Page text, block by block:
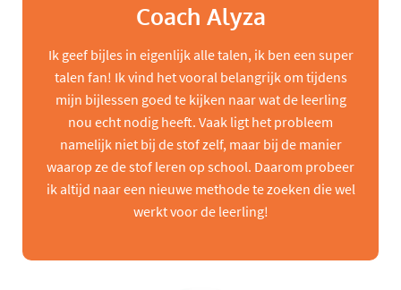
Coach Alyza
Ik geef bijles in eigenlijk alle talen, ik ben een super
talen fan! Ik vind het vooral belangrijk om tijdens
mijn bijlessen goed te kijken naar wat de leerling
nou echt nodig heeft. Vaak ligt het probleem
namelijk niet bij de stof zelf, maar bij de manier
waarop ze de stof leren op school. Daarom probeer
ik altijd naar een nieuwe methode te zoeken die wel
werkt voor de leerling!